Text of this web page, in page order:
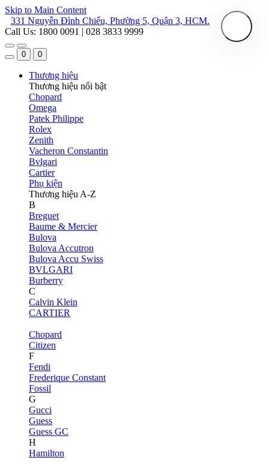
Skip to Main Content
331 Nguyễn Đình Chiểu, Phường 5, Quận 3, HCM.
Call Us: 1800 0091 | 028 3833 9999
0 0
Thương hiệu
Thương hiệu nổi bật
Chopard
Omega
Patek Philippe
Rolex
Zenith
Vacheron Constantin
Bvlgari
Cartier
Phụ kiện
Thương hiệu A-Z
B
Breguet
Baume & Mercier
Bulova
Bulova Accutron
Bulova Accu Swiss
BVLGARI
Burberry
C
Calvin Klein
CARTIER
Chopard
Citizen
F
Fendi
Frederique Constant
Fossil
G
Gucci
Guess
Guess GC
H
Hamilton